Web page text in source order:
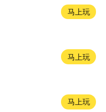
马上玩
马上玩
马上玩